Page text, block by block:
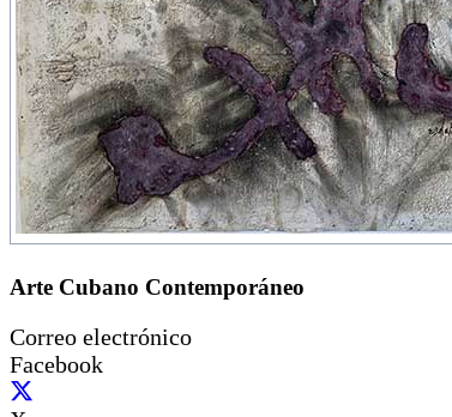
Arte Cubano Contemporáneo
Correo electrónico
Facebook